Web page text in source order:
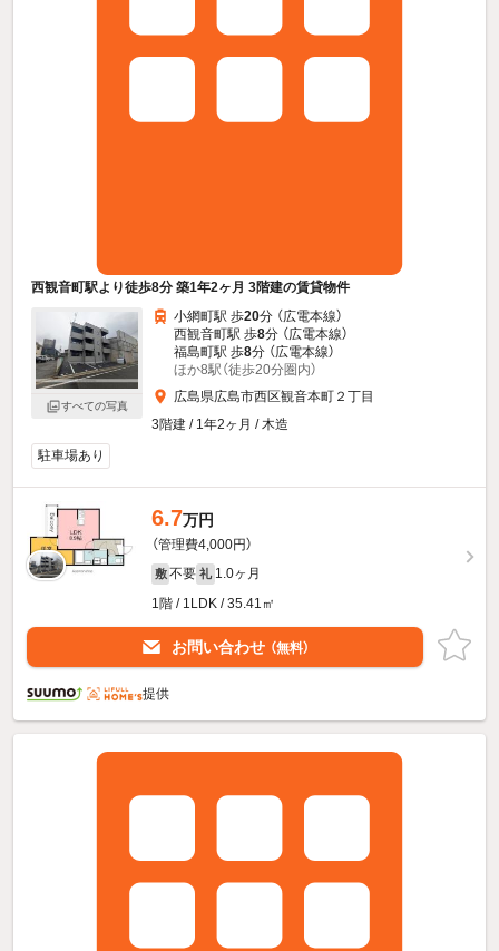
西観音町駅より徒歩8分 築1年2ヶ月 3階建の賃貸物件
すべての写真
小網町駅 歩20分 （広電本線）
西観音町駅 歩8分 （広電本線）
福島町駅 歩8分 （広電本線）
ほか8駅（徒歩20分圏内）
広島県広島市西区観音本町２丁目
3階建 / 1年2ヶ月 / 木造
駐車場あり
6.7万円
（管理費4,000円）
敷 不要 礼 1.0ヶ月
1階 / 1LDK / 35.41㎡
お問い合わせ （無料）
提供